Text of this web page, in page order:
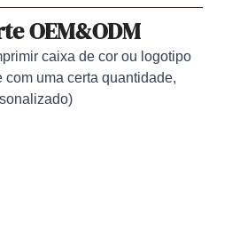
OEM&ODM
caixa de cor ou logotipo
uma certa quantidade,